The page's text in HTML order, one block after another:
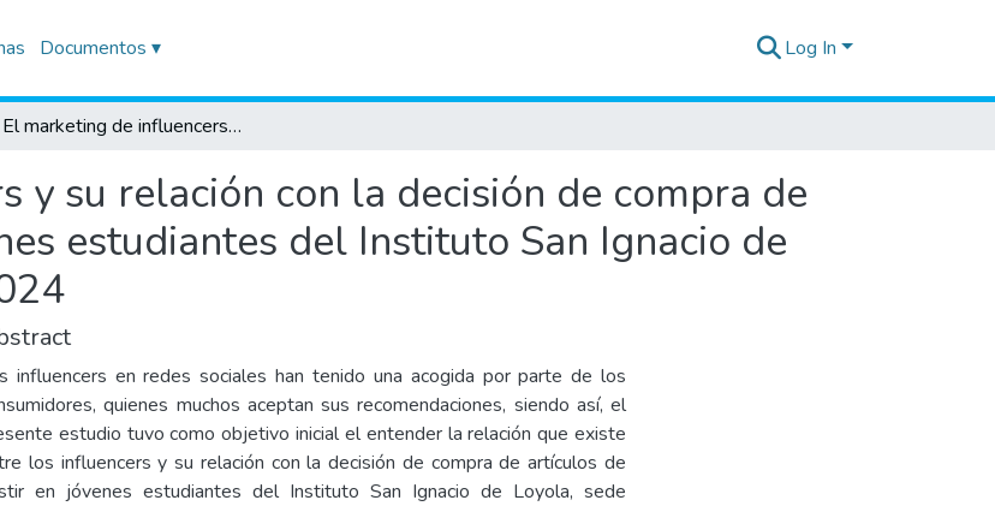
Documentos ▾ Log In
El marketing de influencers y su relación con la decisión de compra de artículos de vestir en jóvenes estudiantes del Instituto San Ignacio de Loyola, sede Miraflores, 2024
y su relación con la decisión de compra de
estudiantes del Instituto San Ignacio de
influencers en redes sociales han tenido una acogida por parte de los
quienes muchos aceptan sus recomendaciones, siendo así, el
estudio tuvo como objetivo inicial el entender la relación que existe
los influencers y su relación con la decisión de compra de artículos de
en jóvenes estudiantes del Instituto San Ignacio de Loyola, sede